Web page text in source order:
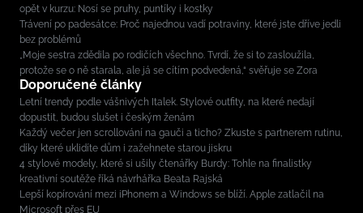
opět v kurzu: Nosí se pruhy, puntíky i kostky
Trávení po padesátce: Proč najednou vadí potraviny, které jste dříve jedli
bez problémů
„Moje sestra zdědila po rodičích všechno. Tvrdí, že si to zasloužila,
protože se o ně starala, ale já se cítím podvedená,“ svěřuje se Zora
Doporučené články
Letní trendy podle vášnivých Italek. Stylové outfity, na které nedají
dopustit, budou slušet i českým ženám
Každý večer jen scrollování na gauči a ticho? Zkuste s partnerem rutinu,
díky které uklidíte dům i zažehnete starou jiskru
4 stylové modely, které si ušily čtenářky Burdy: Tohle na finalistky
kreativní soutěže říká návrhářka Beata Rajská
Lepší kopírování mezi iPhonem a Windows se blíží. Apple zatlačil na
Microsoft přes EU